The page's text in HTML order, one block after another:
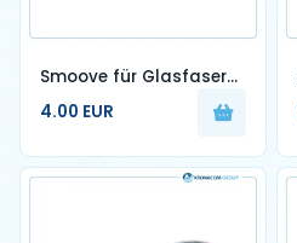
Smoove für Glasfaser
100 Stück
4.00 EUR